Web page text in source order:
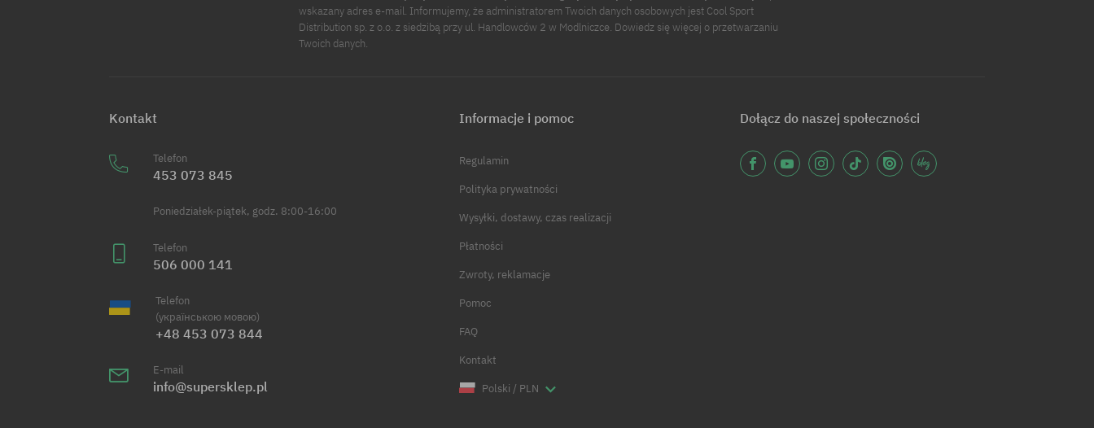
wskazany adres e-mail. Informujemy, że administratorem Twoich danych osobowych jest Cool Sport
Distribution sp. z o.o. z siedzibą przy ul. Handlowców 2 w Modlniczce. Dowiedz się więcej o przetwarzaniu
Twoich danych.
Kontakt
Telefon
453 073 845
Poniedziałek-piątek, godz. 8:00-16:00
Telefon
506 000 141
Telefon
(українською мовою)
+48 453 073 844
E-mail
info@supersklep.pl
Informacje i pomoc
Regulamin
Polityka prywatności
Wysyłki, dostawy, czas realizacji
Płatności
Zwroty, reklamacje
Pomoc
FAQ
Kontakt
Polski / PLN
Dołącz do naszej społeczności